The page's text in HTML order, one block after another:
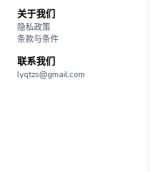
关于我们
隐私政策
条款与条件
联系我们
lyqtzs@gmail.com